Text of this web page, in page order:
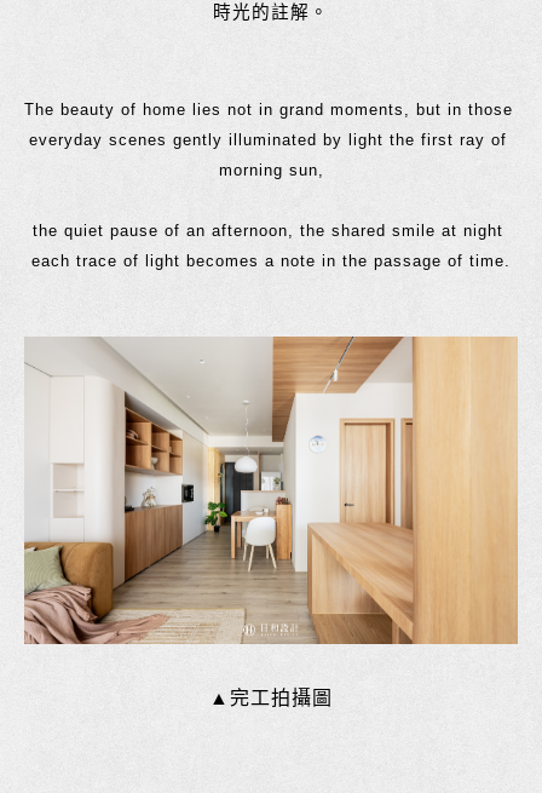
時光的註解。
The beauty of home lies not in grand moments, but in those
everyday scenes gently illuminated by light the first ray of
morning sun,
the quiet pause of an afternoon, the shared smile at night
each trace of light becomes a note in the passage of time.
▲完工拍攝圖